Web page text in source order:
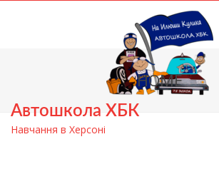
Автошкола ХБК
Навчання в Херсоні
HOME